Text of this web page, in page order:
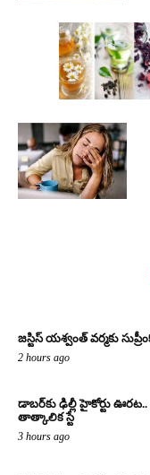
జస్టిస్ యశ్వంత్ వర్మకు
2 hours ago
డాబర్‌కు ఢిల్లీ హైకోర్టు
తాత్కాలిక స్టే
3 hours ago